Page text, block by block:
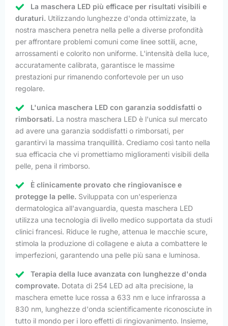
La maschera LED più efficace per risultati visibili e
duraturi. Utilizzando lunghezze d'onda ottimizzate, la
nostra maschera penetra nella pelle a diverse profondità
per affrontare problemi comuni come linee sottili, acne,
arrossamenti e colorito non uniforme. L'intensità della luce,
accuratamente calibrata, garantisce le massime
prestazioni pur rimanendo confortevole per un uso
regolare.
L'unica maschera LED con garanzia soddisfatti o
rimborsati. La nostra maschera LED è l'unica sul mercato
ad avere una garanzia soddisfatti o rimborsati, per
garantirvi la massima tranquillità. Crediamo così tanto nella
sua efficacia che vi promettiamo miglioramenti visibili della
pelle, pena il rimborso.
È clinicamente provato che ringiovanisce e
protegge la pelle. Sviluppata con un'esperienza
dermatologica all'avanguardia, questa maschera LED
utilizza una tecnologia di livello medico supportata da studi
clinici francesi. Riduce le rughe, attenua le macchie scure,
stimola la produzione di collagene e aiuta a combattere le
imperfezioni, garantendo una pelle più sana e luminosa.
Terapia della luce avanzata con lunghezze d'onda
comprovate. Dotata di 254 LED ad alta precisione, la
maschera emette luce rossa a 633 nm e luce infrarossa a
830 nm, lunghezze d'onda scientificamente riconosciute in
tutto il mondo per i loro effetti di ringiovanimento. Insieme,